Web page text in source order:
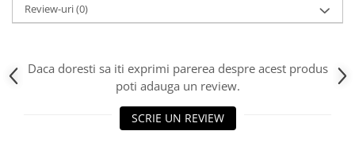
Acumulatori VRLA AGM/GEL /
Tractiune / LiFePo4
6-12 V
Baterii si acumulatori AGM VRLA
Acumulatori Moto, ATV
Review-uri(0)
Daca doresti sa iti exprimi parerea despre acest produs
poti adauga un review.
SCRIE UN REVIEW